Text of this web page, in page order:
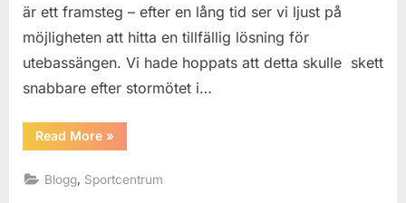
är ett framsteg – efter en lång tid ser vi ljust på
möjligheten att hitta en tillfällig lösning för
utebassängen. Vi hade hoppats att detta skulle skett
snabbare efter stormötet i…
Read More“Ljusare
för
»
Blogg Sportcentrum